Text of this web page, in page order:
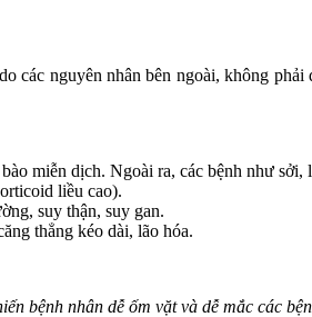
các nguyên nhân bên ngoài, không
miễn dịch. Ngoài ra, các bệnh như sởi,
liều cao).
suy thận, suy gan.
thẳng kéo dài, lão hóa.
bệnh nhân dễ ốm vặt và dễ mắc các